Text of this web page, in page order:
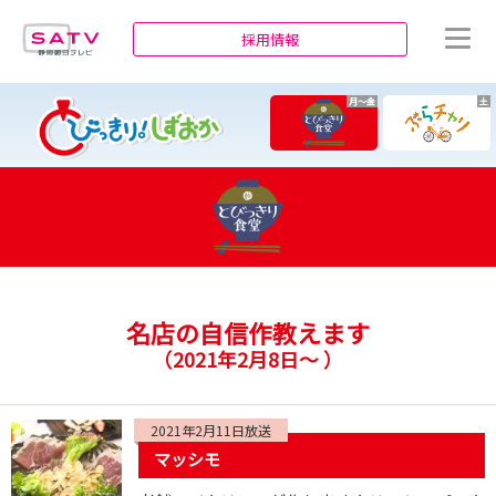
採用情報
月～金 土
名店の自信作教えます
（2021年2月8日～）
2021年2月11日放送
マッシモ